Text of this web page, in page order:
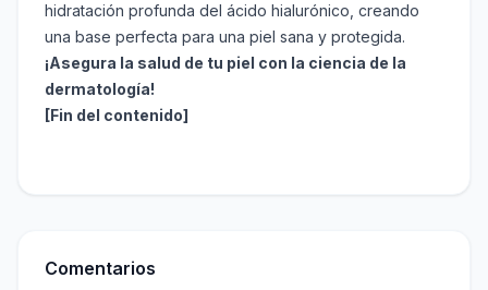
hidratación profunda del ácido hialurónico, creando
una base perfecta para una piel sana y protegida.
¡Asegura la salud de tu piel con la ciencia de la
dermatología!
[Fin del contenido]
Comentarios